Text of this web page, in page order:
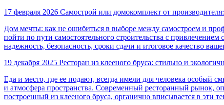
17 февраля 2026 Самострой или домокомплект от
Дом мечты: как не ошибиться в выборе между самостроем и
пойти по пути самостоятельного строительства с
надежность, безопасность, сроки сдачи и итоговое качество
19 декабря 2025 Ресторан из клееного бруса: стильно и
Еда и место, где ее подают, всегда имели для человека особый
и атмосфера пространства. Современный ресторанный рынок,
построенный из клееного бруса, органично вписывается в эти